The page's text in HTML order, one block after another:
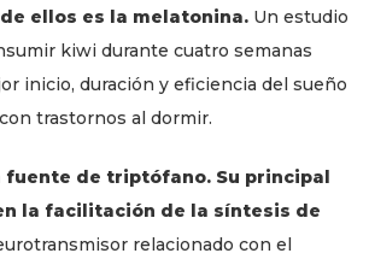
ellos es la melatonina. Un estudio
kiwi durante cuatro semanas
inicio, duración y eficiencia del sueño
trastornos al dormir.
fuente de triptófano. Su principal
la facilitación de la síntesis de
relacionado con el